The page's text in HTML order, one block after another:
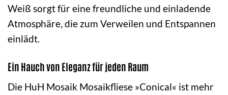
Weiß sorgt für eine freundliche und einladende
Atmosphäre, die zum Verweilen und Entspannen
einlädt.
Ein Hauch von Eleganz für jeden Raum
Die HuH Mosaik Mosaikfliese »Conical« ist mehr